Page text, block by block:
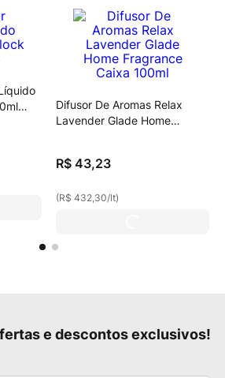
Difusor De Aromas Relax
Lavender Glade Home
R$ 43,23
(R$ 432,30/lt)
e descontos exclusivos!